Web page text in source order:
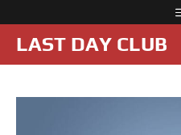
к
содержимому
LAST DAY CLUB